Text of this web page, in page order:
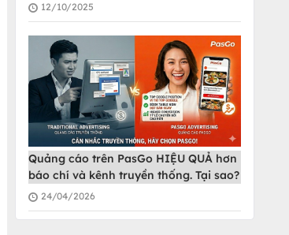
12/10/2025
Quảng cáo trên PasGo HIỆU QUẢ hơn
báo chí và kênh truyền thống. Tại sao?
24/04/2026